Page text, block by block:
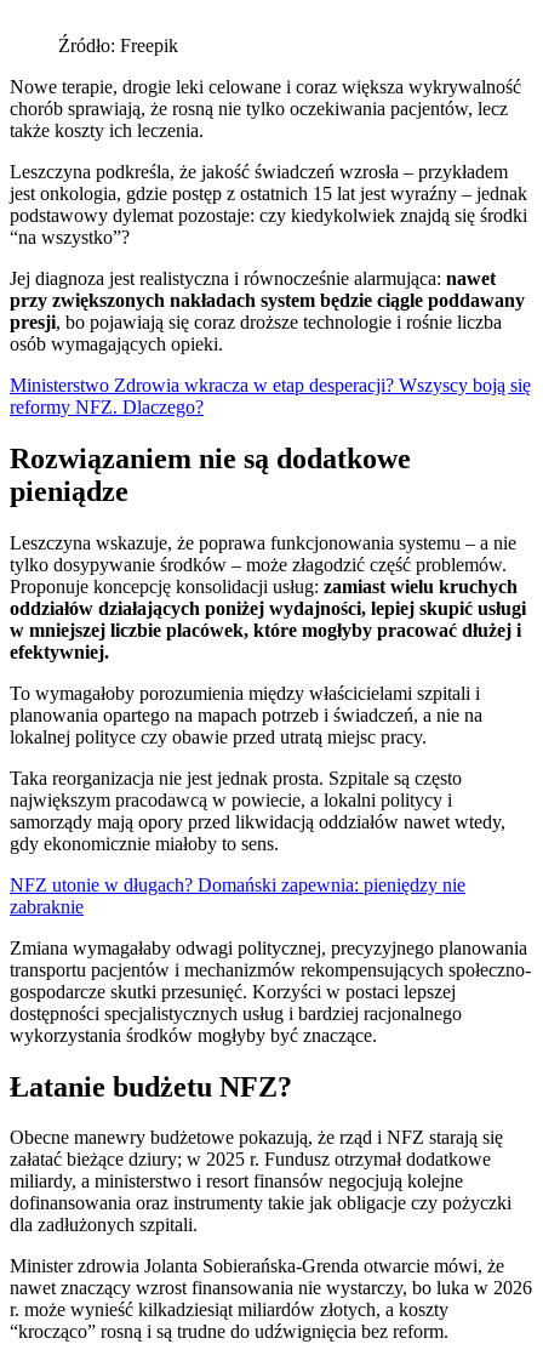
Źródło: Freepik
Nowe terapie, drogie leki celowane i coraz większa wykrywalność
chorób sprawiają, że rosną nie tylko oczekiwania pacjentów, lecz
także koszty ich leczenia.
Leszczyna podkreśla, że jakość świadczeń wzrosła – przykładem
jest onkologia, gdzie postęp z ostatnich 15 lat jest wyraźny – jednak
podstawowy dylemat pozostaje: czy kiedykolwiek znajdą się środki
“na wszystko”?
Jej diagnoza jest realistyczna i równocześnie alarmująca: nawet
przy zwiększonych nakładach system będzie ciągle poddawany
presji, bo pojawiają się coraz droższe technologie i rośnie liczba
osób wymagających opieki.
Ministerstwo Zdrowia wkracza w etap desperacji? Wszyscy boją się
reformy NFZ. Dlaczego?
Rozwiązaniem nie są dodatkowe
pieniądze
Leszczyna wskazuje, że poprawa funkcjonowania systemu – a nie
tylko dosypywanie środków – może złagodzić część problemów.
Proponuje koncepcję konsolidacji usług: zamiast wielu kruchych
oddziałów działających poniżej wydajności, lepiej skupić usługi
w mniejszej liczbie placówek, które mogłyby pracować dłużej i
efektywniej.
To wymagałoby porozumienia między właścicielami szpitali i
planowania opartego na mapach potrzeb i świadczeń, a nie na
lokalnej polityce czy obawie przed utratą miejsc pracy.
Taka reorganizacja nie jest jednak prosta. Szpitale są często
największym pracodawcą w powiecie, a lokalni politycy i
samorządy mają opory przed likwidacją oddziałów nawet wtedy,
gdy ekonomicznie miałoby to sens.
NFZ utonie w długach? Domański zapewnia: pieniędzy nie
zabraknie
Zmiana wymagałaby odwagi politycznej, precyzyjnego planowania
transportu pacjentów i mechanizmów rekompensujących społeczno-
gospodarcze skutki przesunięć. Korzyści w postaci lepszej
dostępności specjalistycznych usług i bardziej racjonalnego
wykorzystania środków mogłyby być znaczące.
Łatanie budżetu NFZ?
Obecne manewry budżetowe pokazują, że rząd i NFZ starają się
załatać bieżące dziury; w 2025 r. Fundusz otrzymał dodatkowe
miliardy, a ministerstwo i resort finansów negocjują kolejne
dofinansowania oraz instrumenty takie jak obligacje czy pożyczki
dla zadłużonych szpitali.
Minister zdrowia Jolanta Sobierańska-Grenda otwarcie mówi, że
nawet znaczący wzrost finansowania nie wystarczy, bo luka w 2026
r. może wynieść kilkadziesiąt miliardów złotych, a koszty
“krocząco” rosną i są trudne do udźwignięcia bez reform.